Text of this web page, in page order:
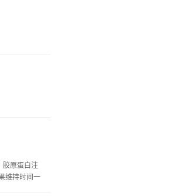
胶原蛋白注
维持时间一